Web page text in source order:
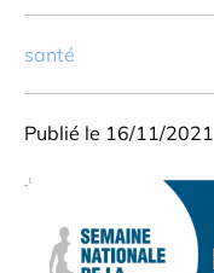
santé
Publié le 16/11/2021